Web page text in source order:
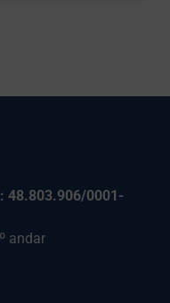
48.803.906/0001-
andar